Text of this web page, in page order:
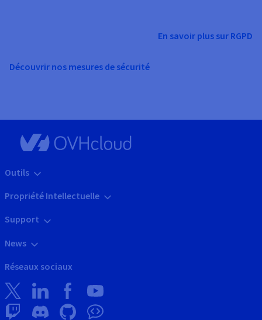
En savoir plus sur RGPD
Découvrir nos mesures de sécurité
Outils
Propriété Intellectuelle
Support
News
Réseaux sociaux